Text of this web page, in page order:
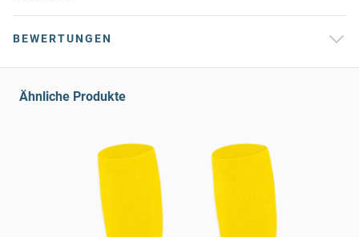
BEWERTUNGEN
Ähnliche Produkte